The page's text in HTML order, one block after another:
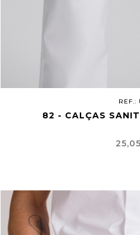
REF.:
82 - CALÇAS
Preço